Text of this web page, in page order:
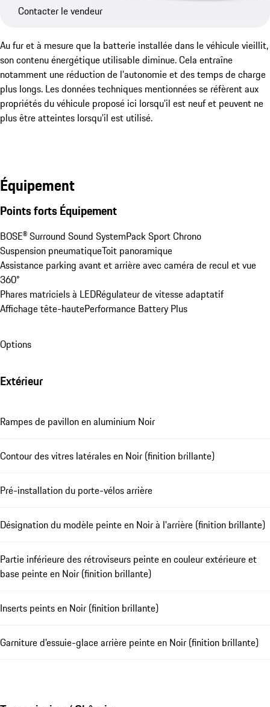
Contacter le vendeur
Au fur et à mesure que la batterie installée dans le véhicule vieillit,
son contenu énergétique utilisable diminue. Cela entraîne
notamment une réduction de l'autonomie et des temps de charge
plus longs. Les données techniques mentionnées se réfèrent aux
propriétés du véhicule proposé ici lorsqu'il est neuf et peuvent ne
plus être atteintes lorsqu'il est utilisé.
Équipement
Points forts Équipement
BOSE® Surround Sound SystemPack Sport Chrono
Suspension pneumatiqueToit panoramique
Assistance parking avant et arrière avec caméra de recul et vue
360°
Phares matriciels à LEDRégulateur de vitesse adaptatif
Affichage tête-hautePerformance Battery Plus
Options
Extérieur
Rampes de pavillon en aluminium Noir
Contour des vitres latérales en Noir (finition brillante)
Pré-installation du porte-vélos arrière
Désignation du modèle peinte en Noir à l'arrière (finition brillante)
Partie inférieure des rétroviseurs peinte en couleur extérieure et
base peinte en Noir (finition brillante)
Inserts peints en Noir (finition brillante)
Garniture d'essuie-glace arrière peinte en Noir (finition brillante)